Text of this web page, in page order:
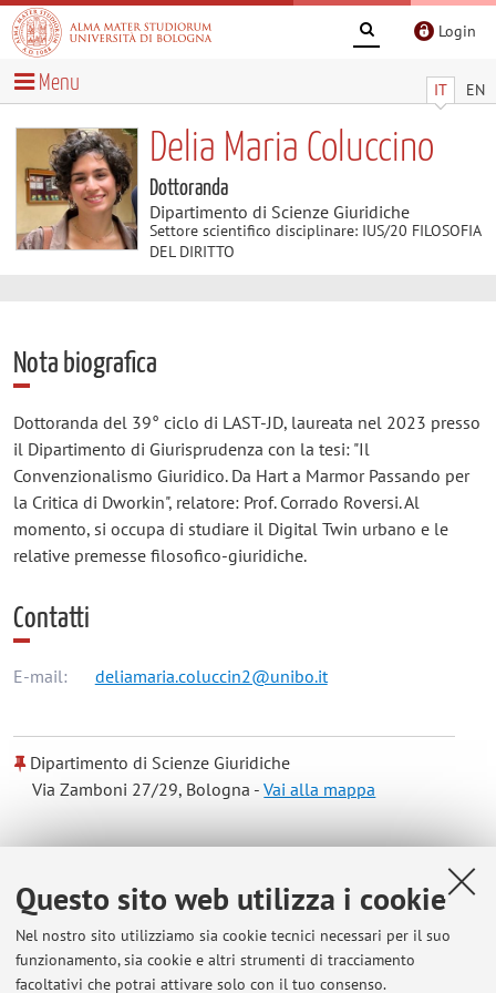
Questo sito web utilizza i cookie
Nel nostro sito utilizziamo sia cookie tecnici necessari per il suo
funzionamento, sia cookie e altri strumenti di tracciamento
facoltativi che potrai attivare solo con il tuo consenso.
Login
IT EN
Menu
Delia Maria Coluccino
Dottoranda
Dipartimento di Scienze Giuridiche
Settore scientifico disciplinare: IUS/20 FILOSOFIA
DEL DIRITTO
Nota biografica
Dottoranda del 39° ciclo di LAST-JD, laureata nel 2023 presso
il Dipartimento di Giurisprudenza con la tesi: "Il
Convenzionalismo Giuridico. Da Hart a Marmor Passando per
la Critica di Dworkin", relatore: Prof. Corrado Roversi. Al
momento, si occupa di studiare il Digital Twin urbano e le
relative premesse filosofico-giuridiche.
Contatti
E-mail: deliamaria.coluccin2@unibo.it
Dipartimento di Scienze Giuridiche
Via Zamboni 27/29, Bologna -Vai alla mappa